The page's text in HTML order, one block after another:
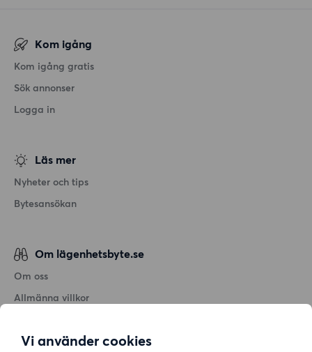
Vi använder cookies
Kom igång
Kom igång gratis
Sök annonser
Logga in
Läs mer
Nyheter och tips
Bytesansökan
Om lägenhetsbyte.se
Om oss
Allmänna villkor
Cookiepolicy